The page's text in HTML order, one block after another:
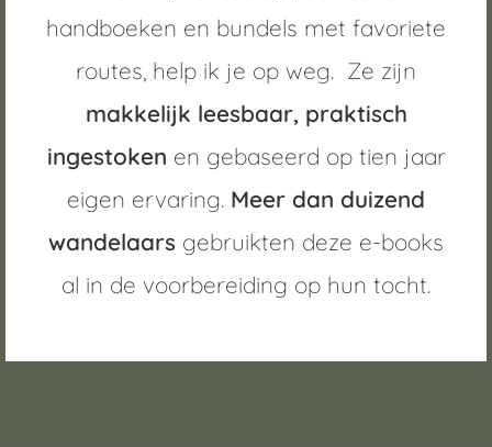
handboeken en bundels met favoriete
routes, help ik je op weg. Ze zijn
makkelijk leesbaar, praktisch
ingestoken en gebaseerd op tien jaar
eigen ervaring. Meer dan duizend
wandelaars gebruikten deze e-books
al in de voorbereiding op hun tocht.